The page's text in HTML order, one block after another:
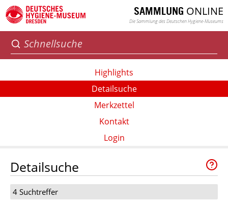
SAMMLUNG ONLINE
Die Sammlung des Deutschen Hygiene-Museums
Highlights
Detailsuche
Merkzettel
Kontakt
Login
Detailsuche
4 Suchtreffer